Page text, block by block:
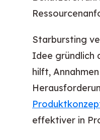
Starbursting
Idee gründlich
hilft,
effektiver in